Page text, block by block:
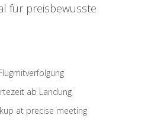
für preisbewusste
ab Landung
at precise meeting